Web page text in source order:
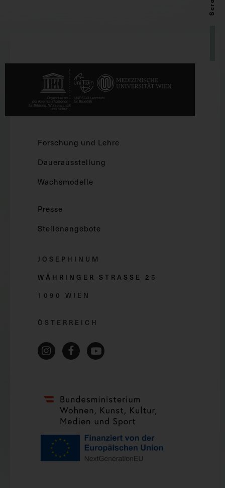
Forschung und Lehre
Dauerausstellung
Wachsmodelle
Presse
Stellenangebote
JOSEPHINUM
WÄHRINGER STRASSE 2 5
1090 WIEN
ÖSTERREICH